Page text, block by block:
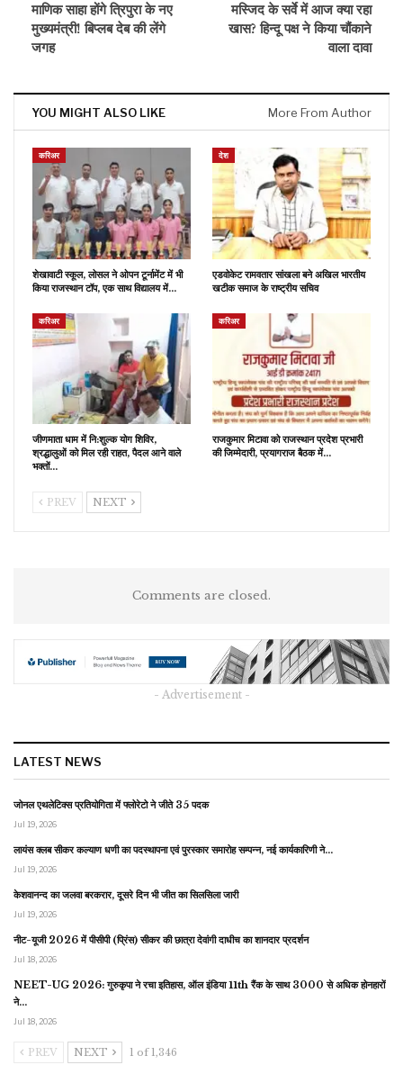
माणिक साहा होंगे त्रिपुरा के नए
मुख्यमंत्री! बिप्लब देब की लेंगे
जगह
मस्जिद के सर्वे में आज क्या रहा
खास? हिन्दू पक्ष ने किया चौंकाने
वाला दावा
YOU MIGHT ALSO LIKE More From Author
करिअर
शेखावाटी स्कूल, लोसल ने ओपन टूर्नामेंट में भी
किया राजस्थान टॉप, एक साथ विद्यालय में…
देश
एडवोकेट रामवतार सांखला बने अखिल भारतीय
खटीक समाज के राष्ट्रीय सचिव
करिअर
जीणमाता धाम में नि:शुल्क योग शिविर,
श्रद्धालुओं को मिल रही राहत, पैदल आने वाले
भक्तों…
करिअर
राजकुमार मिटावा को राजस्थान प्रदेश प्रभारी
की जिम्मेदारी, प्रयागराज बैठक में…
PREV NEXT
Comments are closed.
- Advertisement -
LATEST NEWS
जोनल एथलेटिक्स प्रतियोगिता में फ्लोरेटो ने जीते 35 पदक
Jul 19, 2026
लायंस क्लब सीकर कल्याण धणी का पदस्थापना एवं पुरस्कार समारोह सम्पन्न, नई कार्यकारिणी ने…
Jul 19, 2026
केशवानन्द का जलवा बरकरार, दूसरे दिन भी जीत का सिलसिला जारी
Jul 19, 2026
नीट-यूजी 2026 में पीसीपी (प्रिंस) सीकर की छात्रा देवांगी दाधीच का शानदार प्रदर्शन
Jul 18, 2026
NEET-UG 2026: गुरुकृपा ने रचा इतिहास, ऑल इंडिया 11th रैंक के साथ 3000 से अधिक होनहारों
ने…
Jul 18, 2026
PREV NEXT 1 of 1,346